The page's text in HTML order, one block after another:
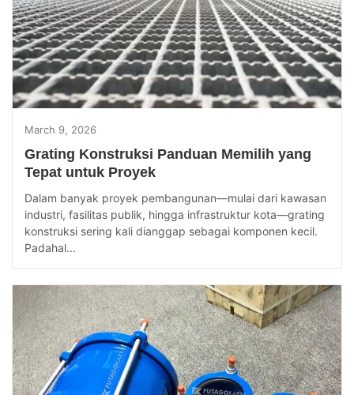
March 9, 2026
Grating Konstruksi Panduan Memilih yang
Tepat untuk Proyek
Dalam banyak proyek pembangunan—mulai dari kawasan
industri, fasilitas publik, hingga infrastruktur kota—grating
konstruksi sering kali dianggap sebagai komponen kecil.
Padahal...